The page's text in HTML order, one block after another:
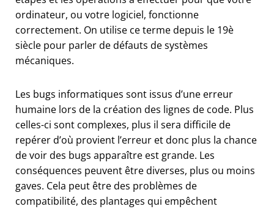
ordinateur, ou votre logiciel, fonctionne
correctement. On utilise ce terme depuis le 19è
siècle pour parler de défauts de systèmes
mécaniques.
Les bugs informatiques sont issus d’une erreur
humaine lors de la création des lignes de code. Plus
celles-ci sont complexes, plus il sera difficile de
repérer d’où provient l’erreur et donc plus la chance
de voir des bugs apparaître est grande. Les
conséquences peuvent être diverses, plus ou moins
gaves. Cela peut être des problèmes de
compatibilité, des plantages qui empêchent